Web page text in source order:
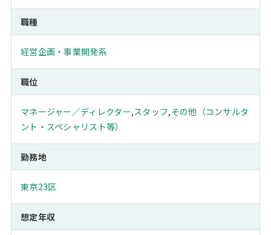
職種
経営企画・事業開発系
職位
マネージャー／ディレクター,スタッフ,その他（コンサルタ
ント・スペシャリスト等）
勤務地
東京23区
想定年収